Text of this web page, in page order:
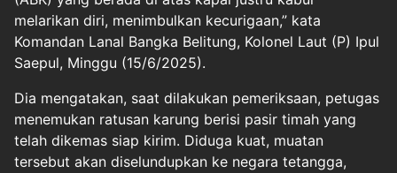
melarikan diri, menimbulkan kecurigaan,” kata
Komandan Lanal Bangka Belitung, Kolonel Laut (P) Ipul
Saepul, Minggu (15/6/2025).
Dia mengatakan, saat dilakukan pemeriksaan, petugas
menemukan ratusan karung berisi pasir timah yang
telah dikemas siap kirim. Diduga kuat, muatan
tersebut akan diselundupkan ke negara tetangga,